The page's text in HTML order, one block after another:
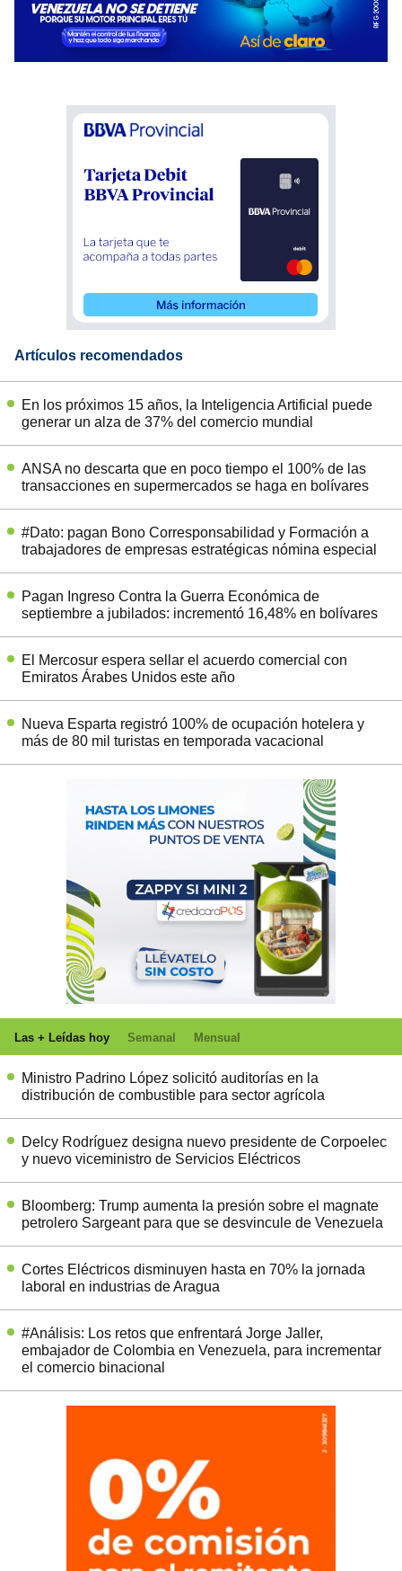
Artículos recomendados
En los próximos 15 años, la Inteligencia Artificial puede
generar un alza de 37% del comercio mundial
ANSA no descarta que en poco tiempo el 100% de las
transacciones en supermercados se haga en bolívares
#Dato: pagan Bono Corresponsabilidad y Formación a
trabajadores de empresas estratégicas nómina especial
Pagan Ingreso Contra la Guerra Económica de
septiembre a jubilados: incrementó 16,48% en bolívares
El Mercosur espera sellar el acuerdo comercial con
Emiratos Árabes Unidos este año
Nueva Esparta registró 100% de ocupación hotelera y
más de 80 mil turistas en temporada vacacional
Las + Leídas hoy Semanal Mensual
Ministro Padrino López solicitó auditorías en la
distribución de combustible para sector agrícola
Delcy Rodríguez designa nuevo presidente de Corpoelec
y nuevo viceministro de Servicios Eléctricos
Bloomberg: Trump aumenta la presión sobre el magnate
petrolero Sargeant para que se desvincule de Venezuela
Cortes Eléctricos disminuyen hasta en 70% la jornada
laboral en industrias de Aragua
#Análisis: Los retos que enfrentará Jorge Jaller,
embajador de Colombia en Venezuela, para incrementar
el comercio binacional